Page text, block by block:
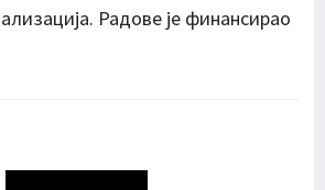
Радове је финансирао